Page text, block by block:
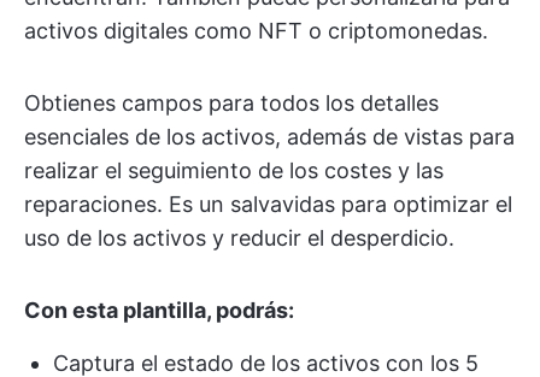
activos digitales como NFT o criptomonedas.
Obtienes campos para todos los detalles
esenciales de los activos, además de vistas para
realizar el seguimiento de los costes y las
reparaciones. Es un salvavidas para optimizar el
uso de los activos y reducir el desperdicio.
Con esta plantilla, podrás:
Captura el estado de los activos con los 5